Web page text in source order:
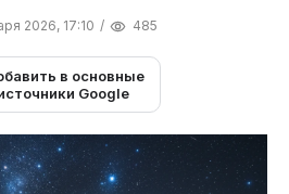
2026, 17:10 485
в основные
Google